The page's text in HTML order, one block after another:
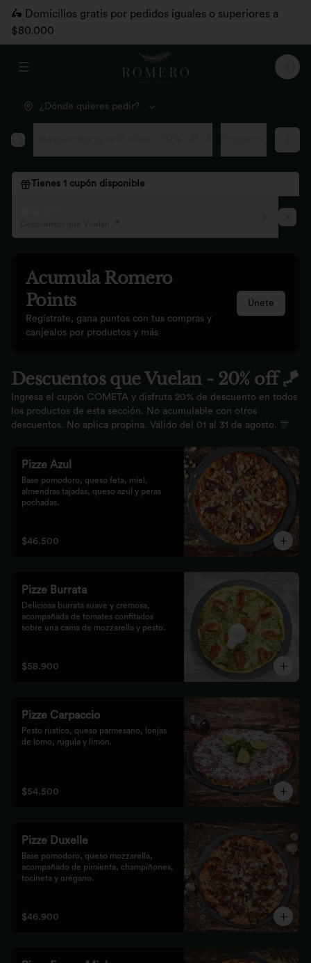
🛵 Domicilios gratis por pedidos iguales o superiores a
$80.000
Abrir menu de navegación Login
¿Dónde quieres pedir?
Tienes 1 cupón disponible
Acumula Romero
Points
Regístrate, gana puntos con tus compras y
canjealos por productos y más
Únete
Descuentos que Vuelan - 20% off 🪁
Ingresa el cupón COMETA y disfruta 20% de descuento en todos
los productos de esta sección. No acumulable con otros
descuentos. No aplica propina. Válido del 01 al 31 de agosto. 🎊
Pizze Azul
Base pomodoro, queso feta, miel,
almendras tajadas, queso azul y peras
pochadas.
$46.500
Pizze Burrata
Deliciosa burrata suave y cremosa,
acompañada de tomates confitados
sobre una cama de mozzarella y pesto.
$58.900
Pizze Carpaccio
Pesto rústico, queso parmesano, lonjas
de lomo, rúgula y limón.
$54.500
Pizze Duxelle
Base pomodoro, queso mozzarella,
acompañado de pimienta, champiñones,
tocineta y orégano.
$46.900